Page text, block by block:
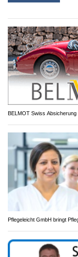
BELMOT Swiss
Pflegeleicht GmbH bringt